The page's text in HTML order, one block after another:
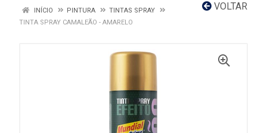
VOLTAR
INÍCIO PINTURA
TINTAS SPRAY
TINTA SPRAY CAMALEÃO - AMARELO